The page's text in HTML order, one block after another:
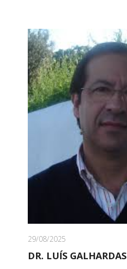
29/08/2025
DR. LUÍS GALHARDAS